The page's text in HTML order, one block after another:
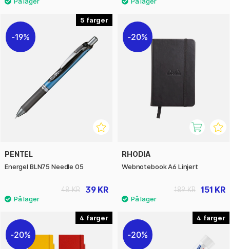
5
19%
PENTEL
Energel BLN75 Needle 05
39 KR
48 KR
20%
RHODIA
Webnotebook A6 Linjert
151 KR
189 KR
4
20%
4
20%